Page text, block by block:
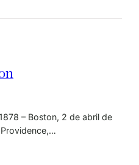
– Boston, 2 de abril de